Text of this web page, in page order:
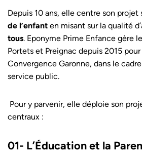
Depuis 10 ans, elle centre son projet
de l’enfant en misant sur la qualité
tous. Eponyme Prime Enfance gère
Portets et Preignac depuis 2015
Convergence Garonne, dans le
service public.
Pour y parvenir, elle déploie son
centraux :
01- L’Éducation et la